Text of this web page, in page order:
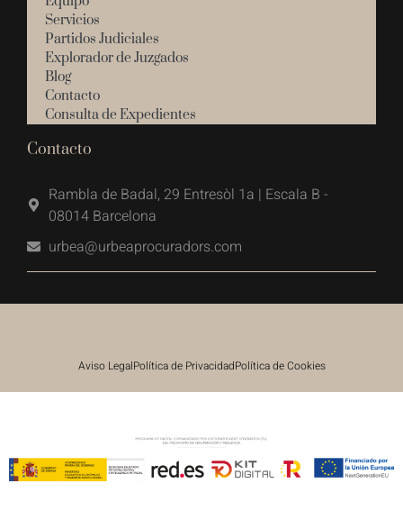
Servicios
Partidos Judiciales
Explorador de Juzgados
Blog
Contacto
Consulta de Expedientes
Contacto
Rambla de Badal, 29 Entresòl 1a | Escala B -
08014 Barcelona
urbea@urbeaprocuradors.com
Aviso LegalPolítica de PrivacidadPolítica de Cookies